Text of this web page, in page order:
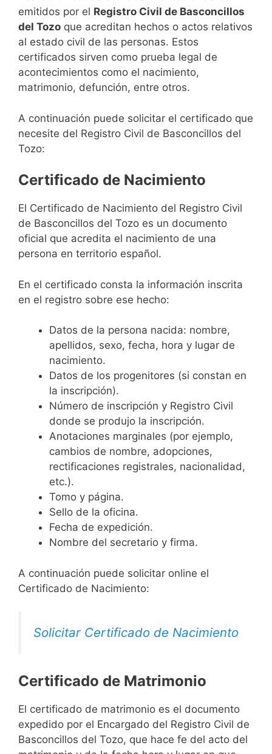
emitidos por el Registro Civil de Basconcillos
del Tozo que acreditan hechos o actos relativos
al estado civil de las personas. Estos
certificados sirven como prueba legal de
acontecimientos como el nacimiento,
matrimonio, defunción, entre otros.
A continuación puede solicitar el certificado que
necesite del Registro Civil de Basconcillos del
Tozo:
Certificado de Nacimiento
El Certificado de Nacimiento del Registro Civil
de Basconcillos del Tozo es un documento
oficial que acredita el nacimiento de una
persona en territorio español.
En el certificado consta la información inscrita
en el registro sobre ese hecho:
Datos de la persona nacida: nombre,
apellidos, sexo, fecha, hora y lugar de
nacimiento.
Datos de los progenitores (si constan en
la inscripción).
Número de inscripción y Registro Civil
donde se produjo la inscripción.
Anotaciones marginales (por ejemplo,
cambios de nombre, adopciones,
rectificaciones registrales, nacionalidad,
etc.).
Tomo y página.
Sello de la oficina.
Fecha de expedición.
Nombre del secretario y firma.
A continuación puede solicitar online el
Certificado de Nacimiento:
Solicitar Certificado de Nacimiento
Certificado de Matrimonio
El certificado de matrimonio es el documento
expedido por el Encargado del Registro Civil de
Basconcillos del Tozo, que hace fe del acto del